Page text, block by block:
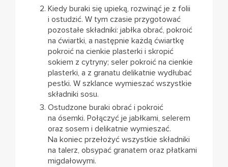
Kiedy buraki się upieką, rozwinąć je z folii
i ostudzić. W tym czasie przygotować
pozostałe składniki: jabłka obrać, pokroić
na ćwiartki, a następnie każdą ćwiartkę
pokroić na cienkie plasterki i skropić
sokiem z cytryny; seler pokroić na cienkie
plasterki, a z granatu delikatnie wydłubać
pestki. W szklance wymieszać wszystkie
składniki sosu.
Ostudzone buraki obrać i pokroić
na ósemki. Połączyć je jabłkami, selerem
oraz sosem i delikatnie wymieszać.
Na koniec przełożyć wszystkie składniki
na talerz, obsypać granatem oraz płatkami
migdałowymi.